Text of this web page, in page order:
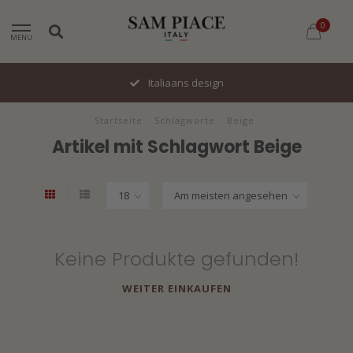
MENU
0
Italiaans design
Startseite Schlagworte Beige
Artikel mit Schlagwort Beige
Keine Produkte gefunden!
WEITER EINKAUFEN